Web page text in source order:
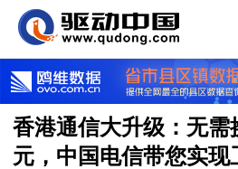
香港通信大升级：无需
元，中国电信带您实现